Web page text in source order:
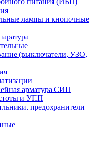
лампы и кнопочные
(выключатели, УЗО,
арматура СИП
и УПП
предохранители